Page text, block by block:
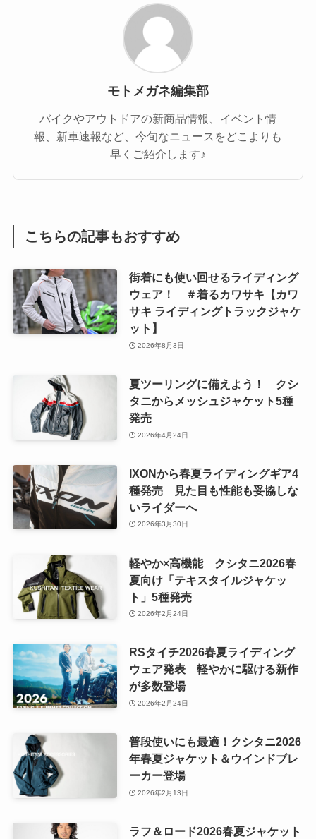
モトメガネ編集部
バイクやアウトドアの新商品情報、イベント情
報、新車速報など、今旬なニュースをどこよりも
早くご紹介します♪
こちらの記事もおすすめ
街着にも使い回せるライディング
ウェア！ ＃着るカワサキ【カワ
サキ ライディングトラックジャケ
ット】
2026年8月3日
夏ツーリングに備えよう！ クシ
タニからメッシュジャケット5種
発売
2026年4月24日
IXONから春夏ライディングギア4
種発売 見た目も性能も妥協しな
いライダーへ
2026年3月30日
軽やか×高機能 クシタニ2026春
夏向け「テキスタイルジャケッ
ト」5種発売
2026年2月24日
RSタイチ2026春夏ライディング
ウェア発表 軽やかに駆ける新作
が多数登場
2026年2月24日
普段使いにも最適！クシタニ2026
年春夏ジャケット＆ウインドブレ
ーカー登場
2026年2月13日
ラフ＆ロード2026春夏ジャケット